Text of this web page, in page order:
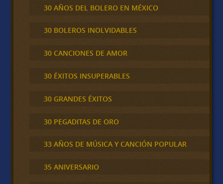
30 AÑOS DEL BOLERO EN MÉXICO
30 BOLEROS INOLVIDABLES
30 CANCIONES DE AMOR
30 ÉXITOS INSUPERABLES
30 GRANDES ÉXITOS
30 PEGADITAS DE ORO
33 AÑOS DE MÚSICA Y CANCIÓN POPULAR
35 ANIVERSARIO